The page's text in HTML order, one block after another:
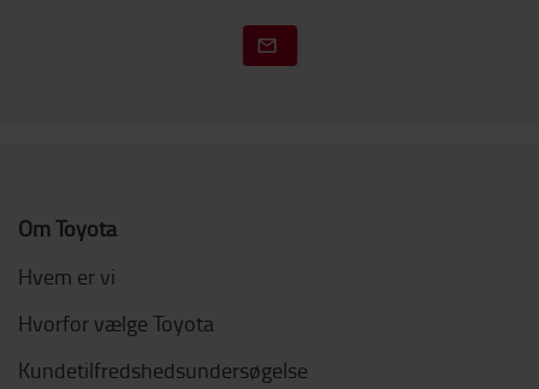
Om Toyota
Hvem er vi
Hvorfor vælge Toyota
Kundetilfredshedsundersøgelse